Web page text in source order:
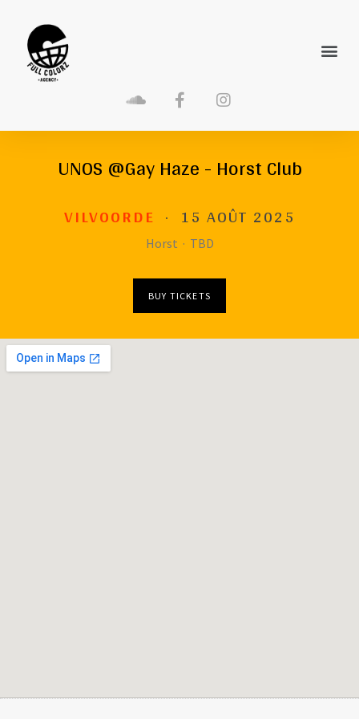
UNOS @Gay Haze - Horst Club
VILVOORDE · 15 AOÛT 2025
Horst · TBD
BUY TICKETS